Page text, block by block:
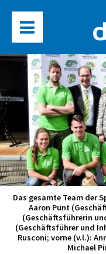
Das gesamte Team der
Aaron Punt
(Geschäftsführerin
(Geschäftsführer und
Rusconi; vorne (v.l.):
Michael